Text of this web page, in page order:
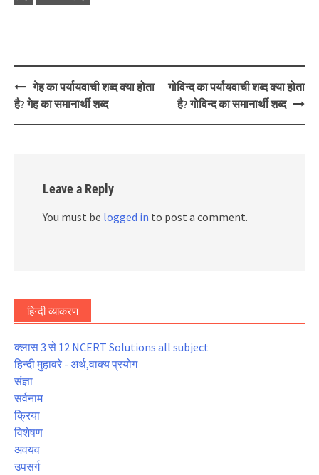
Post
navigation
गेह का पर्यायवाची शब्द क्या होता
है? गेह का समानार्थी शब्द
गोविन्द का पर्यायवाची शब्द क्या होता
है? गोविन्द का समानार्थी शब्द
Leave a Reply
You must be logged in to post a comment.
हिन्दी व्याकरण
क्लास 3 से 12 NCERT Solutions all subject
हिन्दी मुहावरे - अर्थ,वाक्य प्रयोग
संज्ञा
सर्वनाम
क्रिया
विशेषण
अवयव
उपसर्ग